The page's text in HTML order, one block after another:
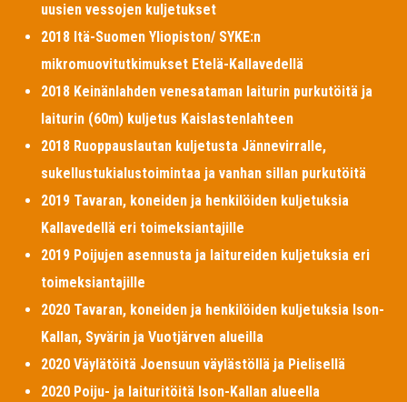
uusien vessojen kuljetukset
2018 Itä-Suomen Yliopiston/ SYKE:n
mikromuovitutkimukset Etelä-Kallavedellä
2018 Keinänlahden venesataman laiturin purkutöitä ja
laiturin (60m) kuljetus Kaislastenlahteen
2018 Ruoppauslautan kuljetusta Jännevirralle,
sukellustukialustoimintaa ja vanhan sillan purkutöitä
2019 Tavaran, koneiden ja henkilöiden kuljetuksia
Kallavedellä eri toimeksiantajille
2019 Poijujen asennusta ja laitureiden kuljetuksia eri
toimeksiantajille
2020 Tavaran, koneiden ja henkilöiden kuljetuksia Ison-
Kallan, Syvärin ja Vuotjärven alueilla
2020 Väylätöitä Joensuun väylästöllä ja Pielisellä
2020 Poiju- ja laituritöitä Ison-Kallan alueella